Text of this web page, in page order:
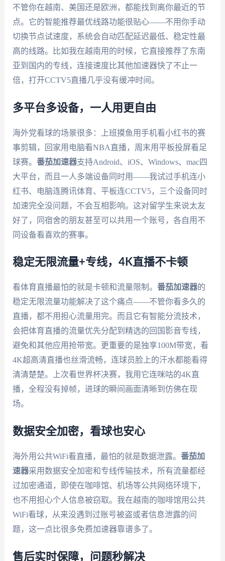
不管你在越南、美国还是欧洲，都能找到离你最近的节
点。它的智能推荐最优线路功能很贴心——不用你手动
切换节点试速度，系统会自动匹配延迟最低、稳定性最
高的线路。比如我在越南用的时候，它直接推荐了东南
亚到国内的专线，连接速度比其他加速器快了不止一
倍，打开CCTV5直播几乎没有缓冲时间。
多平台多设备，一人用更自由
海外党看球的场景很多：上班摸鱼用手机看小红书的赛
事剪辑，回家用电脑看NBA直播，周末用平板投屏看足
球赛。 番茄加速器支持Android、iOS、Windows、mac四
大平台，而且一人多端设备同时用——我试过手机连小
红书、电脑连腾讯体育、平板连CCTV5，三个设备同时
加速完全没问题，不会互相影响。这对留学生来说太友
好了，同宿舍的朋友甚至可以共用一个账号，各自用不
同设备看喜欢的赛事。
稳定无限流量+专线，4K直播不卡顿
看体育直播最怕的就是卡顿和流量限制。 番茄加速器的
稳定无限流量功能解决了这个痛点——不管你看多久的
直播，都不用担心流量用完。而且它有智能分流技术，
会把体育直播的流量优先分配到精选的回国影音专线，
避免和其他应用抢带宽。更重要的是独享100M带宽，看
4K超高清直播也丝滑流畅，连球员脸上的汗水都能看得
清清楚楚。上次看世界杯决赛，我用它连咪咕的4K直
播，全程没有掉帧，进球的瞬间画面清晰到仿佛在现
场。
数据安全加密，看球也安心
海外用公共WiFi看直播，最怕的就是数据泄露。 番茄加
速器采用数据安全加密和专线传输技术，所有流量都经
过加密通道，即使在咖啡馆、机场等公共网络环境下，
也不用担心个人信息被窃取。我在越南的咖啡馆用公共
WiFi看球，从来没遇到过账号被盗或者信息泄露的问
题，这一点比很多免费加速器靠谱多了。
售后实时保障，问题秒解决